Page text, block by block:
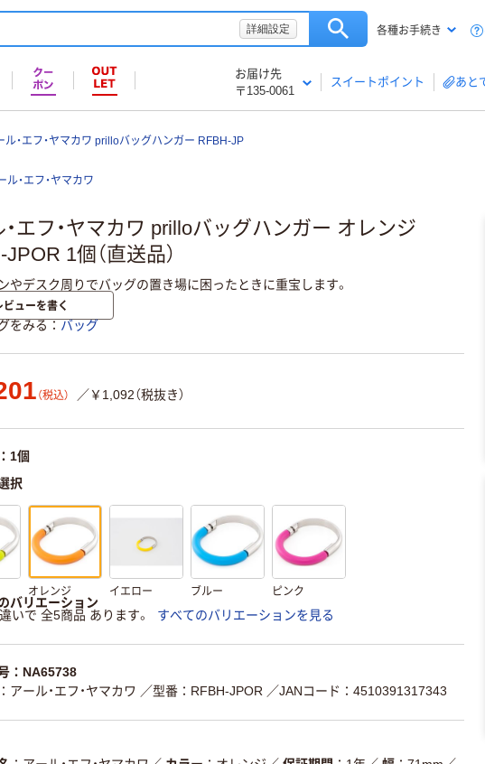
詳細設定 各種お手続き
お届け先
〒135-0061
スイートポイント あと
ル・エフ・ヤマカワ prilloバッグハンガー RFBH-JP
ル・エフ・ヤマカワ
・エフ・ヤマカワ prilloバッグハンガー オレンジ
1個（直送品）
やデスク周りでバッグの置き場に困ったときに重宝します。
ビューを書く
をみる バッグ
（税込） ／￥1,092（税抜き）
1個
択
オレンジ イエロー ブルー ピンク
バリエーション
違いで 全5商品 あります。
すべてのバリエーションを見る
：NA65738
アール・エフ・ヤマカワ ／型番：RFBH-JPOR ／JANコード：4510391317343